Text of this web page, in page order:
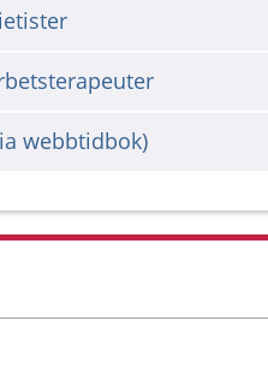
webbtidbok)